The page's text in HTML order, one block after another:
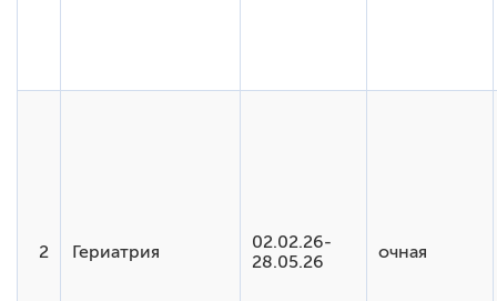
2 Гериатрия
02.02.26-
28.05.26
очная